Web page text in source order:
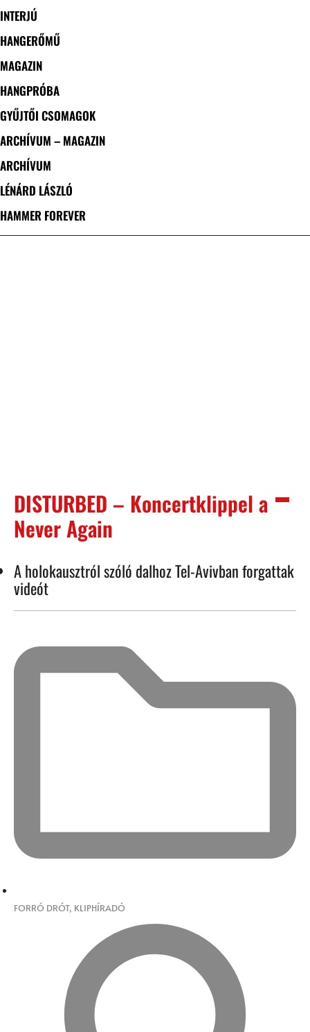
INTERJÚ
HANGERŐMŰ
MAGAZIN
HANGPRÓBA
GYŰJTŐI CSOMAGOK
ARCHÍVUM – MAGAZIN
ARCHÍVUM
LÉNÁRD LÁSZLÓ
HAMMER FOREVER
DISTURBED – Koncertklippel a
Never Again
A holokausztról szóló dalhoz Tel-Avivban forgattak
videót
FORRÓ DRÓT, KLIPHÍRADÓ